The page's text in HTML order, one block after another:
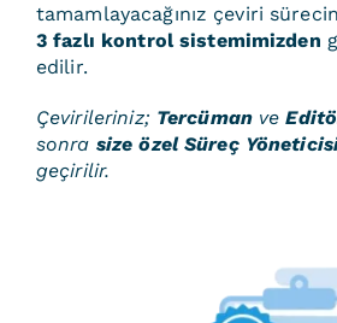
tamamlayacağınız çeviri
3 fazlı kontrol sistemimizden
edilir.
Çevirileriniz; Tercümanve
sonra size özel Süreç
geçirilir.